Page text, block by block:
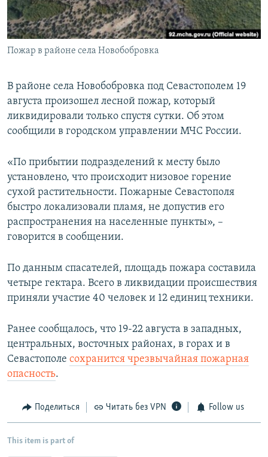
ПОБЕДИТЕЛЕЙ НЕ СУДЯТ?
КРЫМ.НЕПОКОРЕННЫЙ
ELIFBE
ПРИСОЕДИНЯЙТЕСЬ!
Все сайты RFE/RL
Пожар в районе села Новобобровка
В районе села Новобобровка под Севастополем 19
августа произошел лесной пожар, который
ликвидировали только спустя сутки. Об этом
сообщили в городском управлении МЧС России.
«По прибытии подразделений к месту было
установлено, что происходит низовое горение
сухой растительности. Пожарные Севастополя
быстро локализовали пламя, не допустив его
распространения на населенные пункты», –
говорится в сообщении.
По данным спасателей, площадь пожара составила
четыре гектара. Всего в ликвидации происшествия
приняли участие 40 человек и 12 единиц техники.
Ранее сообщалось, что 19-22 августа в западных,
центральных, восточных районах, в горах и в
Севастополе сохранится чрезвычайная пожарная
опасность.
Поделиться Читать без VPN Follow us
This item is part of